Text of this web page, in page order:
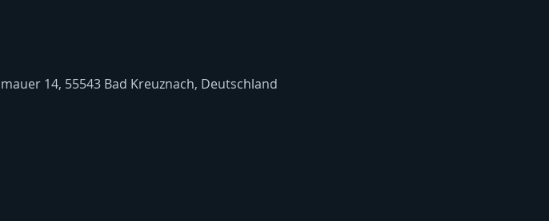
14, 55543 Bad Kreuznach, Deutschland